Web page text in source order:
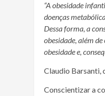
“A obesidade
doenças
Dessa forma, a
obesidade, além
obesidade e,
Claudio Barsanti,
Conscientizar a